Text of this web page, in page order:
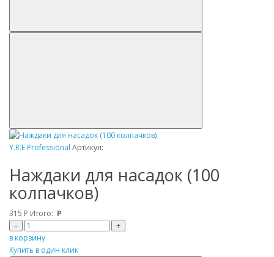
Y.R.E Professional Артикул:
Наждаки для насадок (100
колпачков)
315 Р Итого: Р
–
+
в корзину
Купить в один клик